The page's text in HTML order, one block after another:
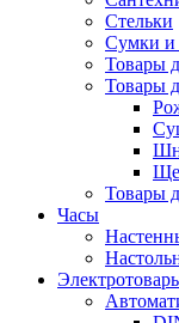
Стельки
Сумки и
Товары
Товары
Товары
Часы